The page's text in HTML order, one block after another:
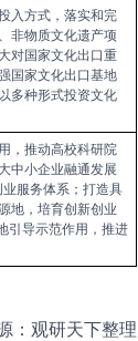
入方式， 落实和完
、非物质文化遗产项
大对国家文化出口重
国家文化出口基地
多种形式投资文化
， 推动高校科研院
大中小企业融通发展
业服务体系；打造具
地， 培育创 新创业
引 导示范作用，推进
：观研天下整理